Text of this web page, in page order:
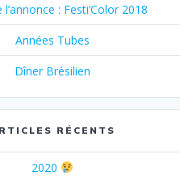
l’annonce : Festi’Color 2018
Années Tubes
Dîner Brésilien
RÉCENTS
2020